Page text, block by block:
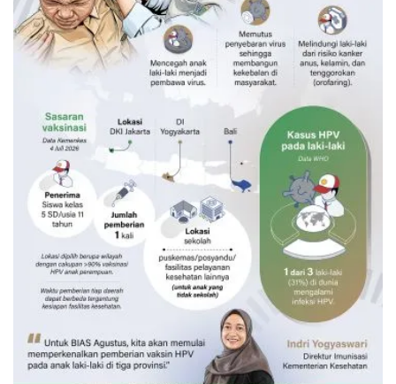
Vaksin HPV untuk siswa laki-laki
19 jam lalu